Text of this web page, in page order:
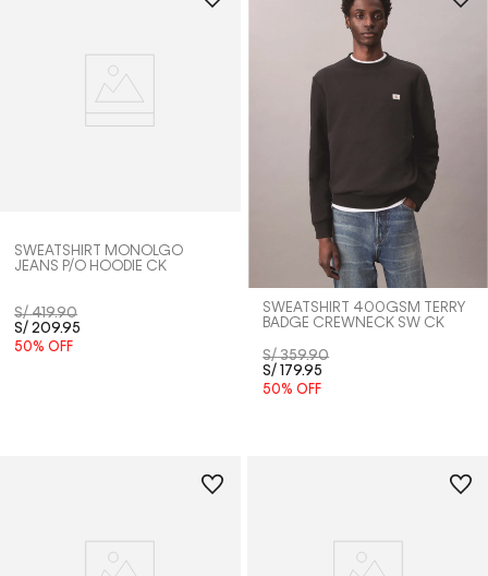
SWEATSHIRT MONOLGO
JEANS P/O HOODIE CK
S/ 419.90
S/ 209.95
50% OFF
SWEATSHIRT 400GSM TERRY
BADGE CREWNECK SW CK
S/ 359.90
S/ 179.95
50% OFF